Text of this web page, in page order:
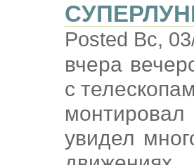
Posted Вс,
вчера
с
увидел